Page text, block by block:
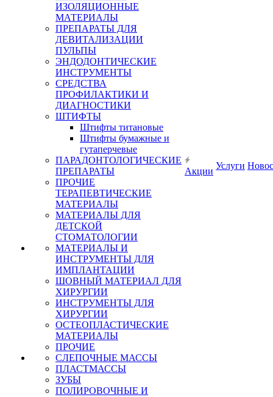
ИЗОЛЯЦИОННЫЕ
МАТЕРИАЛЫ
ПРЕПАРАТЫ ДЛЯ
ДЕВИТАЛИЗАЦИИ
ПУЛЬПЫ
ЭНДОДОНТИЧЕСКИЕ
ИНСТРУМЕНТЫ
СРЕДСТВА
ПРОФИЛАКТИКИ И
ДИАГНОСТИКИ
ШТИФТЫ
Штифты титановые
Штифты бумажные и
гутаперчевые
ПАРАДОНТОЛОГИЧЕСКИЕ
ПРЕПАРАТЫ
ПРОЧИЕ
ТЕРАПЕВТИЧЕСКИЕ
МАТЕРИАЛЫ
МАТЕРИАЛЫ ДЛЯ
ДЕТСКОЙ
СТОМАТОЛОГИИ
МАТЕРИАЛЫ И
ИНСТРУМЕНТЫ ДЛЯ
ИМПЛАНТАЦИИ
ШОВНЫЙ МАТЕРИАЛ ДЛЯ
ХИРУРГИИ
ИНСТРУМЕНТЫ ДЛЯ
ХИРУРГИИ
ОСТЕОПЛАСТИЧЕСКИЕ
МАТЕРИАЛЫ
ПРОЧИЕ
СЛЕПОЧНЫЕ МАССЫ
ПЛАСТМАССЫ
ЗУБЫ
ПОЛИРОВОЧНЫЕ И
Акции
Услуги